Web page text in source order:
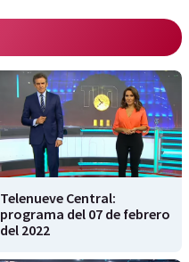
Telenueve Central:
programa del 07 de febrero
del 2022